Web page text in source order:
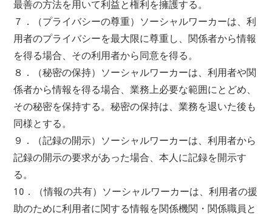
最善の方法を用いて利益と権利を擁護する。
７．（プライバシーの尊重）ソーシャルワーカーは、利
用者のプライバシーを最大限に尊重し、関係者から情報
を得る場合、その利用者から同意を得る。
８．（秘密の保持）ソーシャルワーカーは、利用者や関
係者から情報を得る場合、業務上必要な範囲にとどめ、
その秘密を保持する。秘密の保持は、業務を退いた後も
同様とする。
９．（記録の開示）ソーシャルワーカーは、利用者から
記録の開示の要求があった場合、本人に記録を開示す
る。
10．（情報の共有）ソーシャルワーカーは、利用者の援
助のために利用者に関する情報を関係機関・関係職員と